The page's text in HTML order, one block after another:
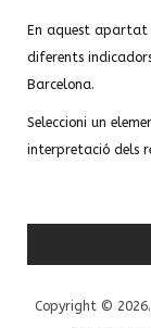
Visor de dades
En aquest apartat
diferents
Barcelona.
Seleccioni un
interpretació dels
Copyright ©